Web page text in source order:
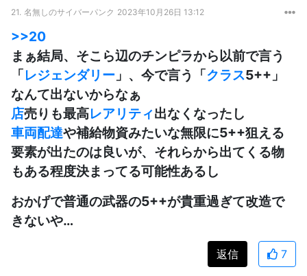
21. 名無しのサイバーパンク 2023年10月26日 13:12
>>20
まぁ結局、そこら辺のチンピラから以前で言う
「レジェンダリー 」、今で言う「クラス5++」
なんて出ないからなぁ
店売りも最高レアリティ出なくなったし
車両配達や補給物資みたいな無限に5++狙える
要素が出たのは良いが、それらから出てくる物
もある程度決まってる可能性あるし
おかげで普通の武器の5++が貴重過ぎて改造で
きないや…
返信 7